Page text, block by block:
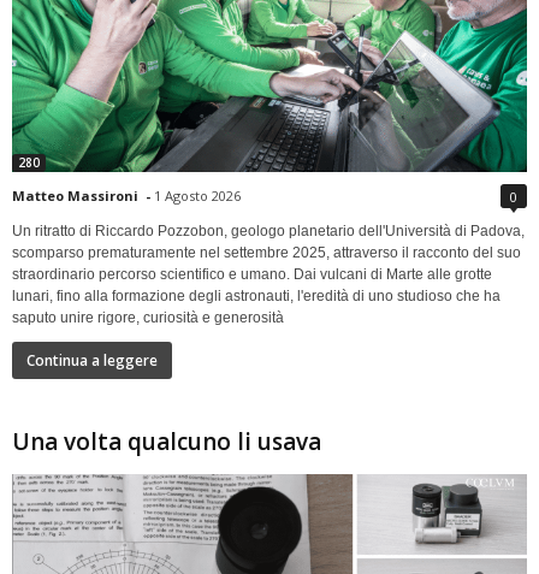
280
Matteo Massironi - 1 Agosto 2026 0
Un ritratto di Riccardo Pozzobon, geologo planetario dell'Università di Padova,
scomparso prematuramente nel settembre 2025, attraverso il racconto del suo
straordinario percorso scientifico e umano. Dai vulcani di Marte alle grotte
lunari, fino alla formazione degli astronauti, l'eredità di uno studioso che ha
saputo unire rigore, curiosità e generosità
Continua a leggere
Una volta qualcuno li usava